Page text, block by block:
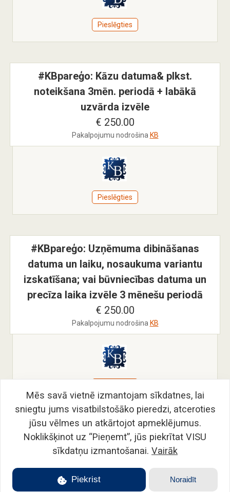
Pieslēgties
#KBpareģo: Kāzu datuma& plkst.
noteikšana 3mēn. periodā + labākā
uzvārda izvēle
€ 250.00
Pakalpojumu nodrošina KB
Pieslēgties
#KBpareģo: Uzņēmuma dibināšanas
datuma un laiku, nosaukuma variantu
izskatīšana; vai būvniecības datuma un
precīza laika izvēle 3 mēnešu periodā
€ 250.00
Pakalpojumu nodrošina KB
Mēs savā vietnē izmantojam sīkdatnes, lai
sniegtu jums visatbilstošāko pieredzi, atceroties
jūsu vēlmes un atkārtojot apmeklējumus.
Noklikšķinot uz “Pieņemt”, jūs piekrītat VISU
sīkdatņu izmantošanai. Vairāk
Piekrist Noraidīt